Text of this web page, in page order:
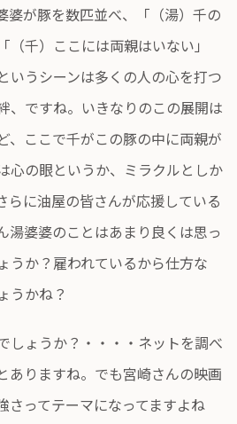
婆が豚を数匹並べ、「（湯）千の
（千）ここには両親はいない」
いうシーンは多くの人の心を打つ
、ですね。いきなりのこの展開は
、ここで千がこの豚の中に両親が
心の眼というか、ミラクルとしか
らに油屋の皆さんが応援している
湯婆婆のことはあまり良くは思っ
うか？雇われているから仕方な
うかね？
しょうか？・・・・ネットを調べ
ありますね。でも宮崎さんの映画
さってテーマになってますよね